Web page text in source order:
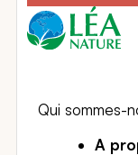
Qui sommes-
A